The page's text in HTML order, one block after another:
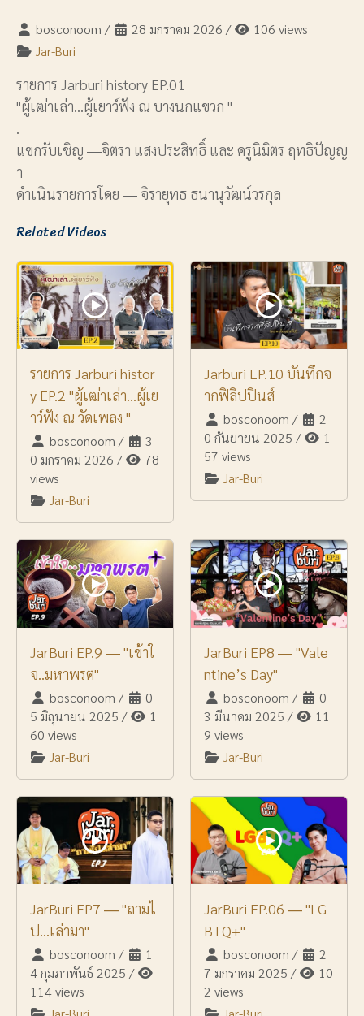
bosconoom / 28 มกราคม 2026 /
106 views
Jar-Buri
รายการ Jarburi history EP.01
"ผู้เฒ่าเล่า...ผู้เยาว์ฟัง ณ บางนกแขวก "
.
แขกรับเชิญ ―จิตรา แสงประสิทธิ์ และ ครูนิมิตร ฤทธิปัญญ
า
ดำเนินรายการโดย ― จิรายุทธ ธนานุวัฒน์วรกุล
Related Videos
รายการ Jarburi histor
y EP.2 "ผู้เฒ่าเล่า...ผู้เย
าว์ฟัง ณ วัดเพลง "
bosconoom /
3
0 มกราคม 2026 /
78
views
Jar-Buri
Jarburi EP.10 บันทึกจ
ากฟิลิปปินส์
bosconoom /
2
0 กันยายน 2025 /
1
57 views
Jar-Buri
JarBuri EP.9 ― "เข้าใ
จ..มหาพรต"
bosconoom /
0
5 มิถุนายน 2025 /
1
60 views
Jar-Buri
JarBuri EP8 ― "Vale
ntine’s Day"
bosconoom /
0
3 มีนาคม 2025 /
11
9 views
Jar-Buri
JarBuri EP7 ― "ถามไ
ป...เล่ามา"
bosconoom /
1
4 กุมภาพันธ์ 2025 /
114 views
JarBuri EP.06 ― "LG
BTQ+"
bosconoom /
2
7 มกราคม 2025 /
10
2 views